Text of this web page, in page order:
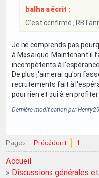
balha a écrit :
C'est confirmé , RB
Je ne comprends pas
à Mosaïque. Maintenant il
incompétents à
De plus j'aimerai qu'on
recrutements fait à
pour rien et qui à en
Dernière modification par
Pages : Précédent 1 …
Accueil
» Discussions générales